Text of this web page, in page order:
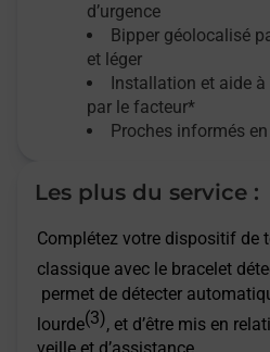
d’urgence
Bipper géolocalisé
et léger
Installation et aide
par le facteur*
Proches informés
Les plus du service :
Complétez votre dispositif de
classique avec le bracelet
permet de détecter
lourde(3), et d’être mis en